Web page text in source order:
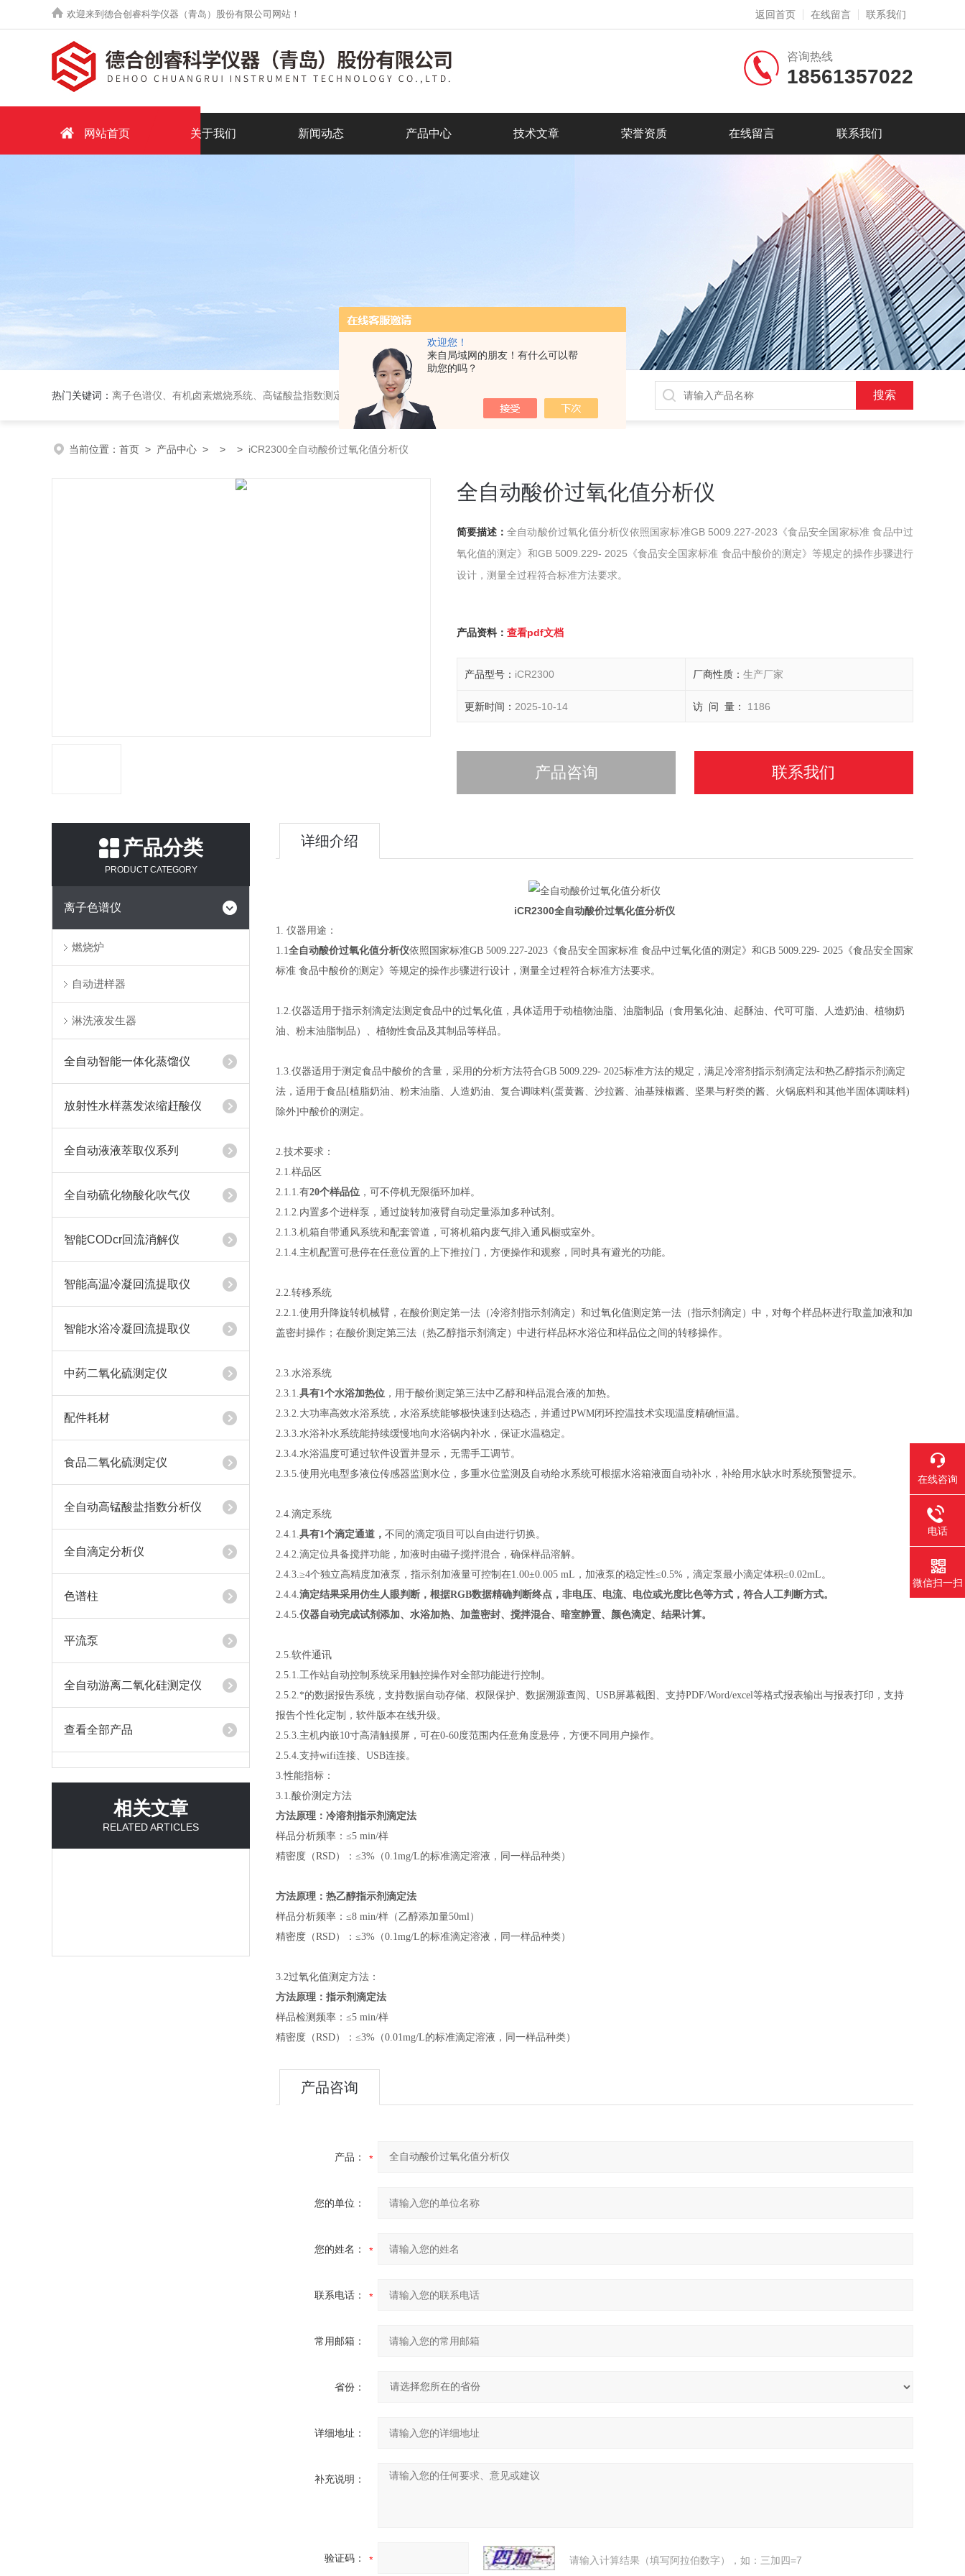
欢迎您！
来自局域网的朋友！有什么可以帮
助您的吗？
欢迎来到德合创睿科学仪器（青岛）股份有限公司网站！ 返回首页 在线留言 联系我们
咨询热线
18561357022
网站首页 关于我们 新闻动态 产品中心 技术文章 荣誉资质 在线留言 联系我们
热门关键词： 离子色谱仪、有机卤素燃烧系统、高锰酸盐指数测定仪、全自动COD检测仪、全自动二氧化硫检测仪、游离二氧化硅及智能一体化蒸馏仪、液液萃取仪、二氧化硫测定仪、放射性水样蒸发浓缩赶酸仪等多个系列自动化样品前处理仪器
当前位置： 首页 > 产品中心 > > > iCR2300全自动酸价过氧化值分析仪
全自动酸价过氧化值分析仪
简要描述： 全自动酸价过氧化值分析仪依照国家标准GB 5009.227-2023《食品安全国家标准 食品中过
氧化值的测定》和GB 5009.229- 2025《食品安全国家标准 食品中酸价的测定》等规定的操作步骤进行
设计，测量全过程符合标准方法要求。
产品资料： 查看pdf文档
产品型号： iCR2300 厂商性质： 生产厂家
更新时间： 2025-10-14 访 问 量： 1186
产品咨询 联系我们
产品分类
PRODUCT CATEGORY
离子色谱仪
燃烧炉
自动进样器
淋洗液发生器
全自动智能一体化蒸馏仪
放射性水样蒸发浓缩赶酸仪
全自动液液萃取仪系列
全自动硫化物酸化吹气仪
智能CODcr回流消解仪
智能高温冷凝回流提取仪
智能水浴冷凝回流提取仪
中药二氧化硫测定仪
配件耗材
食品二氧化硫测定仪
全自动高锰酸盐指数分析仪
全自滴定分析仪
色谱柱
平流泵
全自动游离二氧化硅测定仪
查看全部产品
相关文章
RELATED ARTICLES
详细介绍
iCR2300全自动酸价过氧化值分析仪
1. 仪器用途：
1.1全自动酸价过氧化值分析仪依照国家标准GB 5009.227-2023《食品安全国家标准 食品中过氧化值的测定》和GB 5009.229- 2025《食品安全国家
标准 食品中酸价的测定》等规定的操作步骤进行设计，测量全过程符合标准方法要求。
1.2.仪器适用于指示剂滴定法测定食品中的过氧化值，具体适用于动植物油脂、油脂制品（食用氢化油、起酥油、代可可脂、人造奶油、植物奶
油、粉末油脂制品）、植物性食品及其制品等样品。
1.3.仪器适用于测定食品中酸价的含量，采用的分析方法符合GB 5009.229- 2025标准方法的规定，满足冷溶剂指示剂滴定法和热乙醇指示剂滴定
法， 适用于食品 [植脂奶油、粉末油脂、人造奶油、复合调味料(蛋黄酱、沙拉酱、油基辣椒酱、坚果与籽类的酱、火锅底料和其他半固体调味料)
除外]中酸价的测定。
2.技术要求：
2.1.样品区
2.1.1.有20个样品位 ，可不停机无限循环加样。
2.1.2.内置多个进样泵，通过旋转加液臂自动定量添加多种试剂。
2.1.3.机箱自带通风系统和配套管道，可将机箱内废气排入通风橱或室外。
2.1.4.主机配置可悬停在任意位置的上下推拉门，方便操作和观察，同时具有避光的功能。
2.2.转移系统
2.2.1.使用升降旋转机械臂，在酸价测定第一法（冷溶剂指示剂滴定）和过氧化值测定第一法（指示剂滴定）中，对每个样品杯进行取盖加液和加
盖密封操作；在酸价测定第三法（热乙醇指示剂滴定）中进行样品杯水浴位和样品位之间的转移操作。
2.3.水浴系统
2.3.1.具有1个水浴加热位 ，用于酸价测定第三法中乙醇和样品混合液的加热。
2.3.2.大功率高效水浴系统，水浴系统能够极快速到达稳态，并通过PWM闭环控温技术实现温度精确恒温。
2.3.3.水浴补水系统能持续缓慢地向水浴锅内补水，保证水温稳定。
2.3.4.水浴温度可通过软件设置并显示，无需手工调节。
2.3.5.使用光电型多液位传感器监测水位，多重水位监测及自动给水系统可根据水浴箱液面自动补水，补给用水缺水时系统预警提示。
2.4.滴定系统
2.4.1.具有1个滴定通道， 不同的滴定项目可以自由进行切换。
2.4.2.滴定位具备搅拌功能，加液时由磁子搅拌混合，确保样品溶解。
2.4.3.≥4个独立高精度加液泵 ，指示剂加液量可控制在1.00±0.005 mL，加液泵的稳定性≤0.5%，滴定泵最小滴定体积≤0.02mL。
2.4.4.滴定结果采用仿生人眼判断，根据RGB数据精确判断终点，非电压、电流、电位或光度比色等方式，符合人工判断方式。
2.4.5.仪器自动完成试剂添加、水浴加热、加盖密封、搅拌混合、暗室静置、颜色滴定、结果计算。
2.5.软件通讯
2.5.1.工作站自动控制系统采用触控操作对全部功能进行控制。
2.5.2.*的数据报告系统，支持数据自动存储、权限保护、数据溯源查阅、USB屏幕截图、支持PDF/Word/excel等格式报表输出与报表打印，支持
报告个性化定制，软件版本在线升级。
2.5.3.主机内嵌10寸高清触摸屏，可在0-60度范围内任意角度悬停，方便不同用户操作。
2.5.4.支持wifi连接、USB连接。
3.性能指标：
3.1.酸价测定方法
方法原理：冷溶剂指示剂滴定法
样品分析频率： ≤5 min/样
精密度（RSD）：≤3%（0.1mg/L的标准滴定溶液，同一样品种类）
方法原理：热乙醇指示剂滴定法
样品分析频率： ≤8 min/样（乙醇添加量50ml）
精密度（RSD）：≤3%（0.1mg/L的标准滴定溶液，同一样品种类）
3.2过氧化值测定方法：
方法原理：指示剂滴定法
样品检测频率： ≤5 min/样
精密度（RSD）：≤3%（0.01mg/L的标准滴定溶液，同一样品种类）
产品咨询
产品：
您的单位：
您的姓名：
联系电话：
常用邮箱：
省份：
详细地址：
补充说明：
验证码： 请输入计算结果（填写阿拉伯数字），如：三加四=7
在线咨询
电话
微信扫一扫